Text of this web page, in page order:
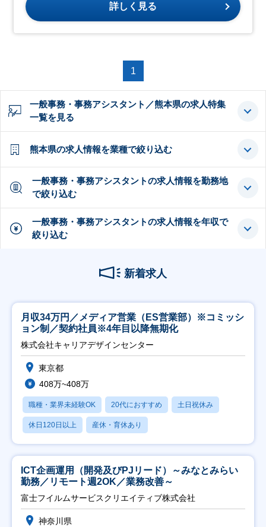
詳しく見る
1
一般事務・事務アシスタント／熊本県の求人特集
一覧を見る
熊本県の求人情報を業種で絞り込む
一般事務・事務アシスタントの求人情報を勤務地
で絞り込む
一般事務・事務アシスタントの求人情報を年収で
絞り込む
新着求人
月収34万円／メディア営業（ES営業部）※コミッシ
ョン制／契約社員※4年目以降無期化
株式会社キャリアデザインセンター
東京都
408万~408万
職種・業界未経験OK 20代におすすめ 土日祝休み
休日120日以上 産休・育休あり
ICT企画運用（開発及びPJリード）～みなとみらい
勤務／リモート週2OK／業務改善～
富士フイルムサービスクリエイティブ株式会社
神奈川県